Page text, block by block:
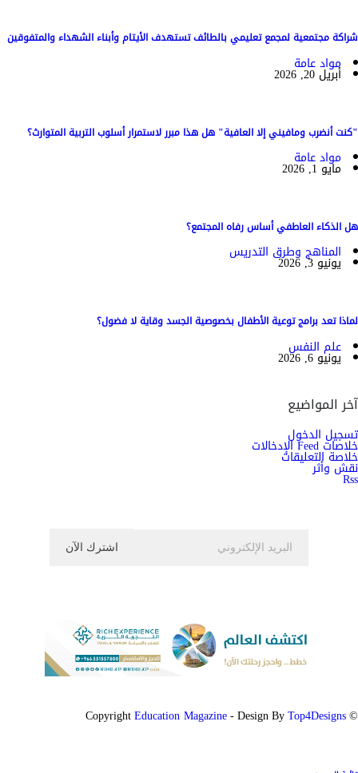
شراكة مجتمعية لمجمع تعليمي بالطائف تستهدف الأيتام وأبناء الشهداء والمتفوقين
مواد عامة
أبريل 20, 2026
"كنت أنضرب ومافيني إلا العافية" هل هذا مبرر لاستمرار أسلوب التربية المتوارث؟
مواد عامة
مايو 1, 2026
هل الذكاء العاطفي أساس رفاه المجتمع؟
المناهج وطرق التدريس
يونيو 3, 2026
لماذا تعد برامج توعية الأطفال بخصوصية الجسد وقاية لا فضول؟
علم النفس
يونيو 6, 2026
آخر المواضيع
تسجيل الدخول
خلاصات Feed الإدخالات
خلاصة التعليقات
نقش وأثر
Rss
© Copyright
Education Magazine - Design By Top4Designs